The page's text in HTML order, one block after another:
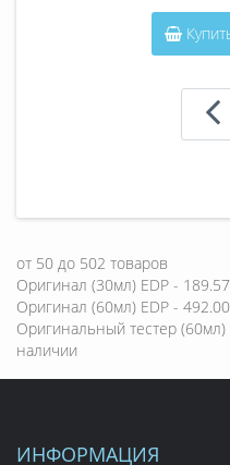
от 50 до 502 товаров
Оригинал (30мл) EDP -
Оригинал (60мл) EDP -
Оригинальный тестер (60мл)
наличии
ИНФОРМАЦИЯ